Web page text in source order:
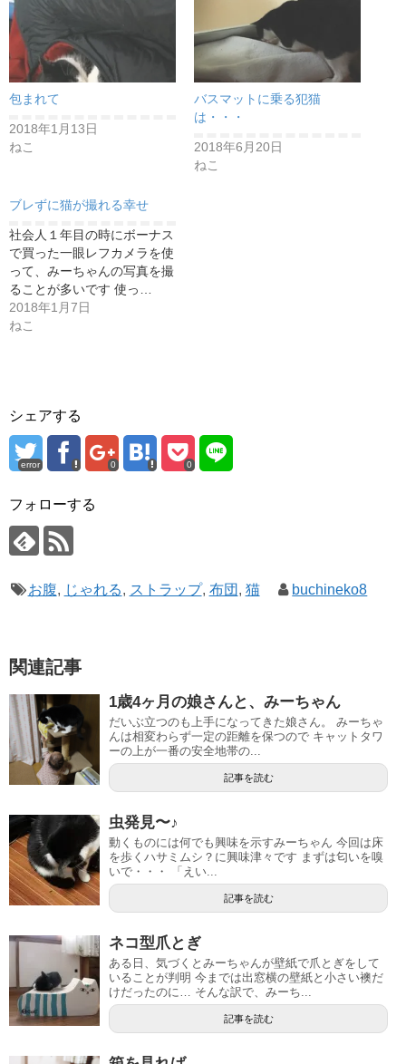
包まれて
2018年1月13日
ねこ
バスマットに乗る犯猫
は・・・
2018年6月20日
ねこ
ブレずに猫が撮れる幸せ
社会人１年目の時にボーナス
で買った一眼レフカメラを使
って、みーちゃんの写真を撮
ることが多いです 使っ…
2018年1月7日
ねこ
シェアする
error 0 0
フォローする
お腹, じゃれる, ストラップ, 布団 , 猫 buchineko8
関連記事
1歳4ヶ月の娘さんと、みーちゃん
だいぶ立つのも上手になってきた娘さん。 みーちゃ
んは相変わらず一定の距離を保つので キャットタワ
ーの上が一番の安全地帯の...
記事を読む
虫発見〜♪
動くものには何でも興味を示すみーちゃん 今回は床
を歩くハサミムシ？に興味津々です まずは匂いを嗅
いで・・・ 「えい...
記事を読む
ネコ型爪とぎ
ある日、気づくとみーちゃんが壁紙で爪とぎをして
いることが判明 今までは出窓横の壁紙と小さい襖だ
けだったのに… そんな訳で、みーち...
記事を読む